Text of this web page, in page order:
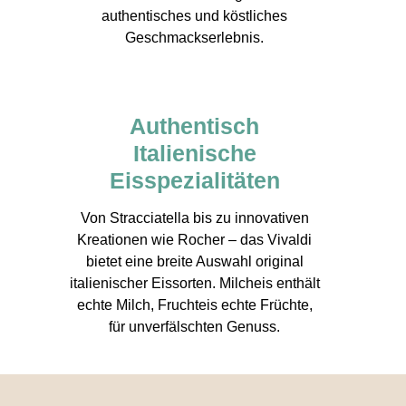
authentisches und köstliches
Geschmackserlebnis.
Authentisch
Italienische
Eisspezialitäten
Von Stracciatella bis zu innovativen
Kreationen wie Rocher – das Vivaldi
bietet eine breite Auswahl original
italienischer Eissorten. Milcheis enthält
echte Milch, Fruchteis echte Früchte,
für unverfälschten Genuss.